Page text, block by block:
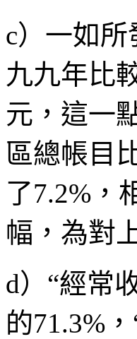
c）一如
九九年比
元，這一
區總帳目
了7.2%，
幅，為對
d）“經常
的71.3%